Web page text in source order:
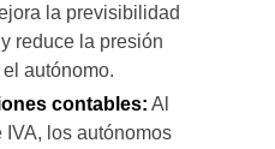
la previsibilidad
reduce la presión
autónomo.
contables: Al
IVA, los autónomos